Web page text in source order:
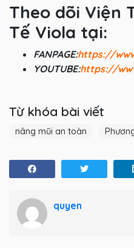
Theo dõi Viện
Tế Viola tại:
FANPAGE:https://
YOUTUBE:https://
Từ khóa bài viết
nâng mũi an toàn
quyen